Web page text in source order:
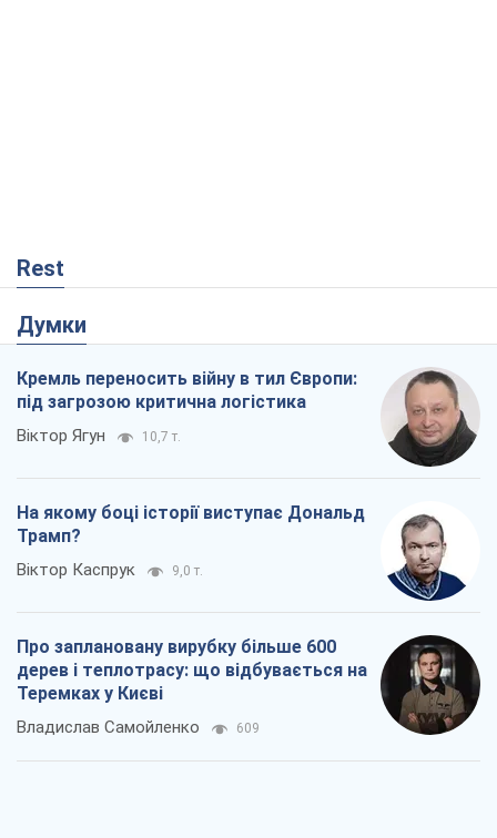
Rest
Думки
Кремль переносить війну в тил Європи:
під загрозою критична логістика
Віктор Ягун 10,7 т.
На якому боці історії виступає Дональд
Трамп?
Віктор Каспрук 9,0 т.
Про заплановану вирубку більше 600
дерев і теплотрасу: що відбувається на
Теремках у Києві
Владислав Самойленко 609